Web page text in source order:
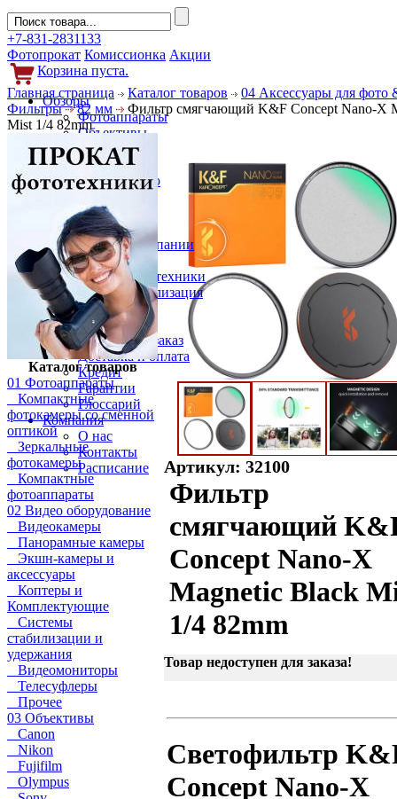
+7-831-2831133
Фотопрокат Комиссионка Акции
Корзина пуста.
Обзоры
Фотоаппараты
Объективы
Фильтры
Новости
Фото и видео
Аксессуары
Слухи
Новости компании
Услуги
Прокат фототехники
Выкуп и реализация
Покупателям
Акции
Как сделать заказ
Доставка и оплата
Кредит
Гарантии
Глоссарий
Компания
О нас
Контакты
Расписание
Главная страница Каталог товаров
04 Аксессуары для фото
Фильтры
82 мм
Фильтр смягчающий K&F Concept Nano-X
Mist 1/4 82mm
Каталог товаров
01 Фотоаппараты
Компактные
фотокамеры со сменной
оптикой
Зеркальные
фотокамеры
Компактные
фотоаппараты
02 Видео оборудование
Видеокамеры
Панорамные камеры
Экшн-камеры и
аксессуары
Коптеры и
Комплектующие
Системы
стабилизации и
удержания
Видеомониторы
Телесуфлеры
Прочее
03 Объективы
Canon
Nikon
Fujifilm
Olympus
Артикул: 32100
Фильтр
смягчающий
Concept Nano-X
Magnetic Black
1/4 82mm
Товар недоступен для заказа!
Светофильтр
Concept Nano-X